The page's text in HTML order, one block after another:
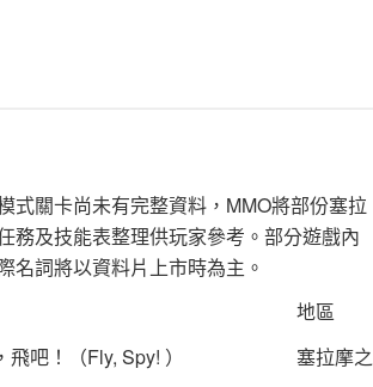
式關卡尚未有完整資料，MMO將部份塞拉
務及技能表整理供玩家參考。部分遊戲內
名詞將以資料片上市時為主。
地區
飛吧！（Fly, Spy! ）
塞拉摩